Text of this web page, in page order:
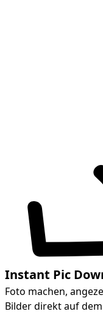
Instant Pic
Foto machen,
Bilder direkt auf